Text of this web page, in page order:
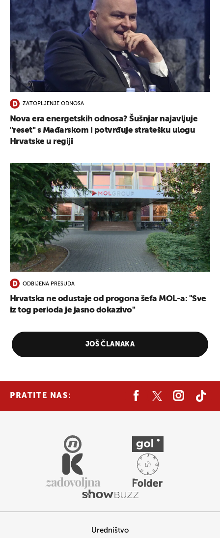
ZATOPLJENJE ODNOSA
Nova era energetskih odnosa? Šušnjar najavljuje
"reset" s Mađarskom i potvrđuje stratešku ulogu
Hrvatske u regiji
ODBIJENA PRESUDA
Hrvatska ne odustaje od progona šefa MOL-a: "Sve
iz tog perioda je jasno dokazivo"
JOŠ ČLANAKA
PRATITE NAS:
Uredništvo